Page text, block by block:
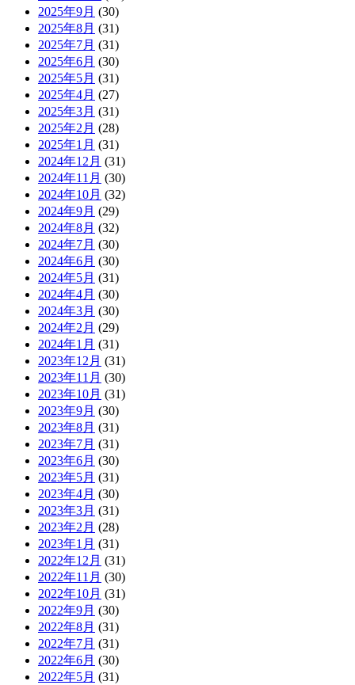
2025年9月 (30)
2025年8月 (31)
2025年7月 (31)
2025年6月 (30)
2025年5月 (31)
2025年4月 (27)
2025年3月 (31)
2025年2月 (28)
2025年1月 (31)
2024年12月 (31)
2024年11月 (30)
2024年10月 (32)
2024年9月 (29)
2024年8月 (32)
2024年7月 (30)
2024年6月 (30)
2024年5月 (31)
2024年4月 (30)
2024年3月 (30)
2024年2月 (29)
2024年1月 (31)
2023年12月 (31)
2023年11月 (30)
2023年10月 (31)
2023年9月 (30)
2023年8月 (31)
2023年7月 (31)
2023年6月 (30)
2023年5月 (31)
2023年4月 (30)
2023年3月 (31)
2023年2月 (28)
2023年1月 (31)
2022年12月 (31)
2022年11月 (30)
2022年10月 (31)
2022年9月 (30)
2022年8月 (31)
2022年7月 (31)
2022年6月 (30)
2022年5月 (31)